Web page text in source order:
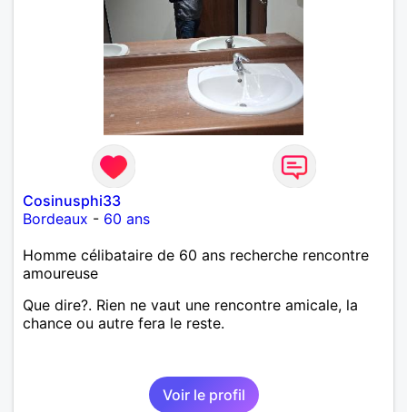
Cosinusphi33
Bordeaux - 60 ans
Homme célibataire de 60 ans recherche rencontre
amoureuse
Que dire?. Rien ne vaut une rencontre amicale, la
chance ou autre fera le reste.
Voir le profil